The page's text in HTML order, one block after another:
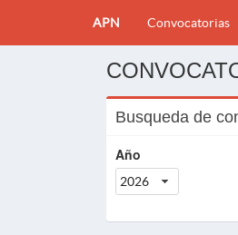
APN Convocatorias
Busqueda de
Año
2026